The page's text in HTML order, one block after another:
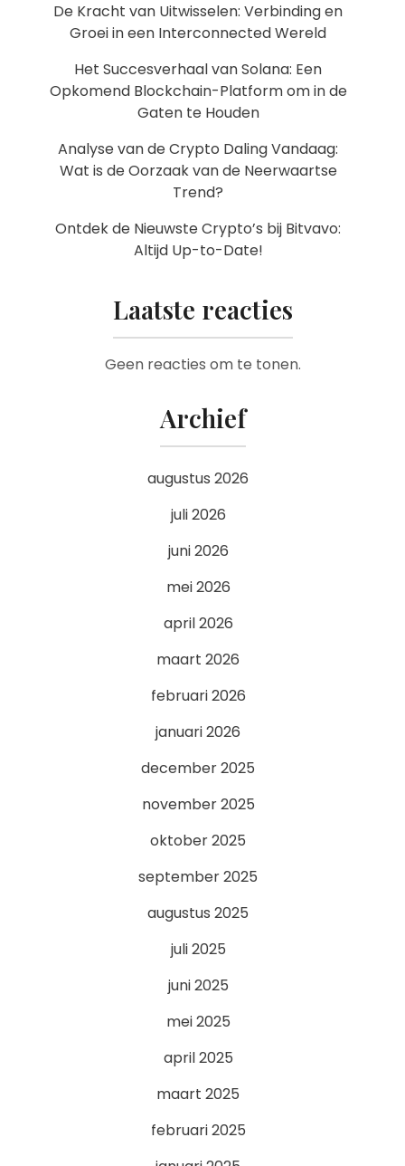
De Kracht van Uitwisselen: Verbinding en
Groei in een Interconnected Wereld
Het Succesverhaal van Solana: Een
Opkomend Blockchain-Platform om in de
Gaten te Houden
Analyse van de Crypto Daling Vandaag:
Wat is de Oorzaak van de Neerwaartse
Trend?
Ontdek de Nieuwste Crypto’s bij Bitvavo:
Altijd Up-to-Date!
Laatste reacties
Geen reacties om te tonen.
Archief
augustus 2026
juli 2026
juni 2026
mei 2026
april 2026
maart 2026
februari 2026
januari 2026
december 2025
november 2025
oktober 2025
september 2025
augustus 2025
juli 2025
juni 2025
mei 2025
april 2025
maart 2025
februari 2025